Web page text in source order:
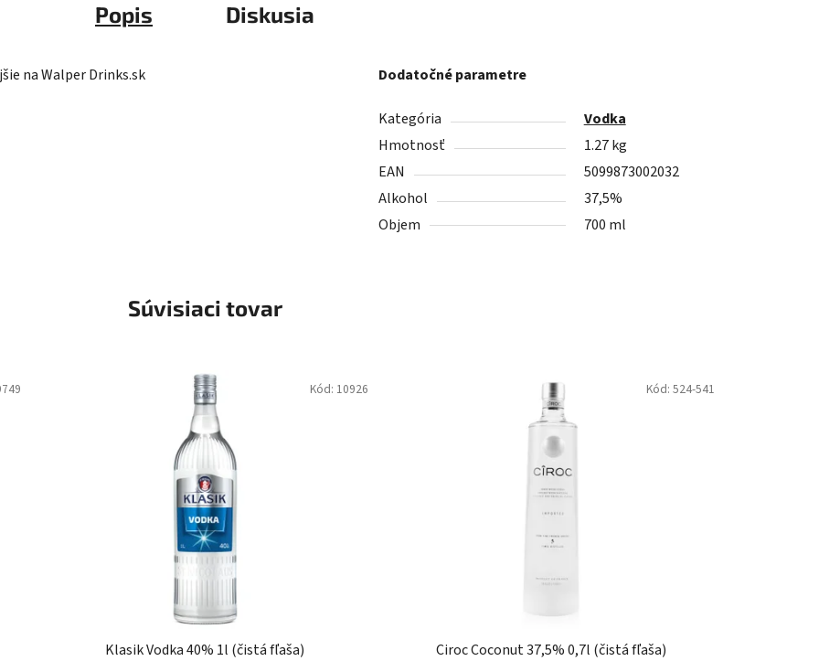
Popis Diskusia
na Walper Drinks.sk Dodatočné parametre
Kategória
Vodka
Hmotnosť
1.27 kg
EAN
5099873002032
Alkohol
37,5%
Objem
700 ml
Súvisiaci tovar
Klasik Vodka 40% 1l (čistá fľaša)
Kód: 10926
Ciroc Coconut 37,5% 0,7l (čistá fľaša)
Kód: 524-541